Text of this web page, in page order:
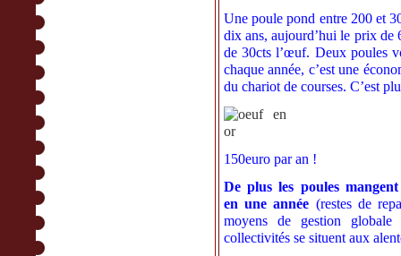
Une poule pond entre 200 et
dix ans, aujourd’hui le prix de
de 30cts l’œuf. Deux poules
chaque année, c’est une
du chariot de courses. C’est
150euro par an !
De plus les poules
en une année (restes de
moyens de gestion
collectivités se situent aux